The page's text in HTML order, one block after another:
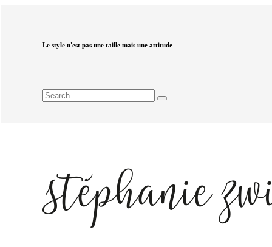
Le style n'est pas une taille mais une attitude